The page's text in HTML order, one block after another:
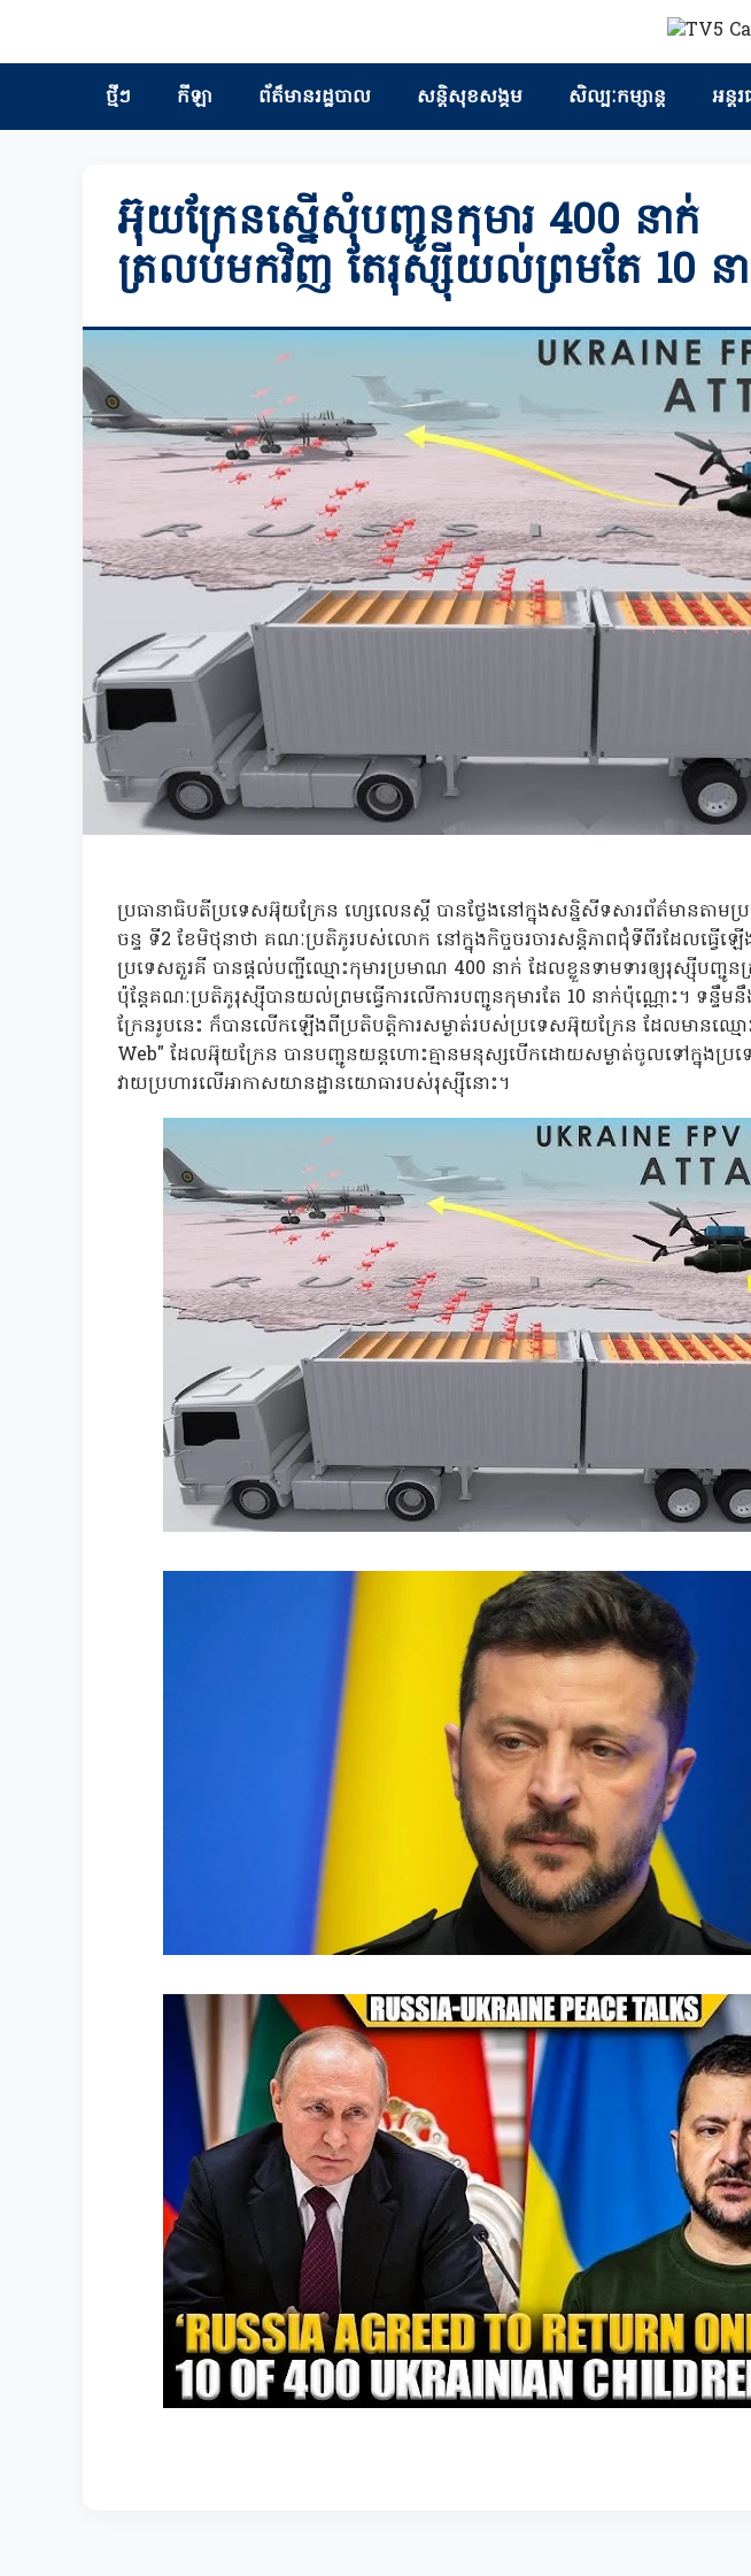
ថ្មីៗ កីឡា ព័ត៏មានរដ្ឋបាល សន្តិសុខសង្គម សិល្បៈកម្សាន្ត អន្ត
អ៊ុយក្រែនស្នើសុំបញ្ជូនកុមារ 400 នាក់
ត្រលប់មកវិញ តែរុស្ស៊ីយល់ព្រមតែ 10 ន
ប្រធានាធិបតីប្រទេសអ៊ុយក្រែន ហ្សេលេនស្គី បានថ្លែងនៅក្នុងសន្និសីទសារព័ត៌មានតាមប្
ចន្ទ ទី2 ខែមិថុនាថា គណៈប្រតិភូរបស់លោក នៅក្នុងកិច្ចចរចារសន្តិភាពជុំទីពីរដែលធ្វើឡ
ប្រទេសតួរគី បានផ្តល់បញ្ជីឈ្មោះកុមារប្រមាណ 400 នាក់ ដែលខ្លួនទាមទារឲ្យរុស្ស៊ីបញ្
ប៉ុន្តែគណៈប្រតិភូរុស្ស៊ីបានយល់ព្រមធ្វើការលើការបញ្ជូនកុមារតែ 10 នាក់ប៉ុណ្ណោះ។ ទន្ទឹ
ក្រែនរូបនេះ ក៏បានលើកឡើងពីប្រតិបត្តិការសម្ងាត់របស់ប្រទេសអ៊ុយក្រែន ដែលមានឈ្មោ
Web" ដែលអ៊ុយក្រែន បានបញ្ជូនយន្តហោះគ្មានមនុស្សបើកដោយសម្ងាត់ចូលទៅក្នុងប្រទ
វាយប្រហារលើអាកាសយានដ្ឋានយោធារបស់រុស្ស៊ីនោះ។